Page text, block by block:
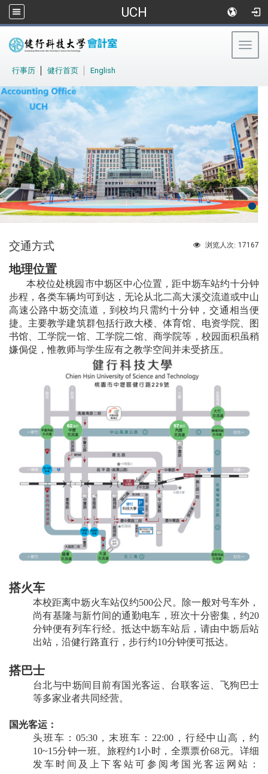
UCH
行事历 健行首页 English
浏览人次: 17167
交通方式
地理位置
本校位处桃园市中坜区中心位置，距中坜车站约十分钟
步程，各类车辆均可到达，无论从北二高大溪交流道或中山
高速公路中坜交流道，到校均只需约十分钟，交通相当便
捷。主要教学建筑群包括行政大楼、体育馆、电资学院、图
书馆、工学院一馆、工学院二馆、商学院等，校园面积虽稍
嫌侷促，惟教师与学生应有之教学空间并未受挤压。
搭火车
本校距离中坜火车站仅约500公尺。除一般对号车外，
尚有基隆与新竹间的通勤电车，班次十分密集，约20
分钟便有列车行经。抵达中坜车站后，请由中坜后站
出站，沿健行路直行，步行约10分钟便可抵达。
搭巴士
台北与中坜间目前有国光客运、台联客运、飞狗巴士
等多家业者共同经营。
国光客运：
头班车：05:30，末班车：22:00，行经中山高，约
10~15分钟一班。旅程约1小时，全票票价68元。详细
发车时间及上下客站可参阅考国光客运网站：